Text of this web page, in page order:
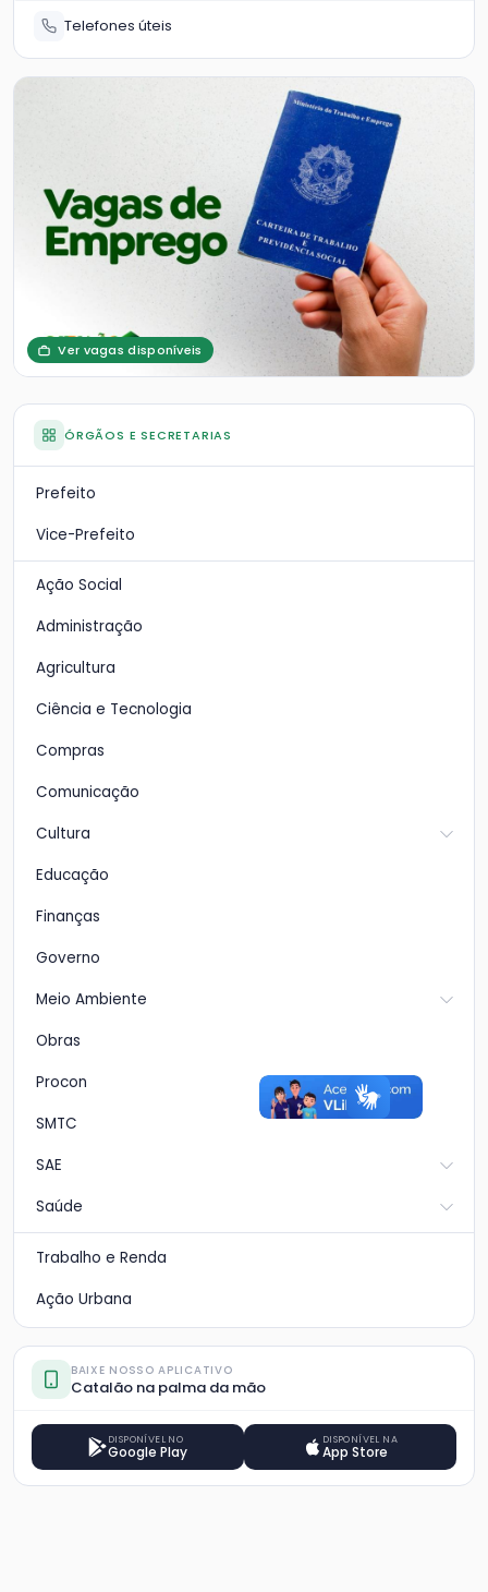
Telefones úteis
Ver vagas disponíveis
ÓRGÃOS E SECRETARIAS
Prefeito
Vice-Prefeito
Ação Social
Administração
Agricultura
Ciência e Tecnologia
Compras
Comunicação
Cultura
Educação
Finanças
Governo
Meio Ambiente
Obras
Procon
SMTC
SAE
Saúde
Trabalho e Renda
Ação Urbana
BAIXE NOSSO APLICATIVO
Catalão na palma da mão
DISPONÍVEL NO
Google Play
DISPONÍVEL NA
App Store